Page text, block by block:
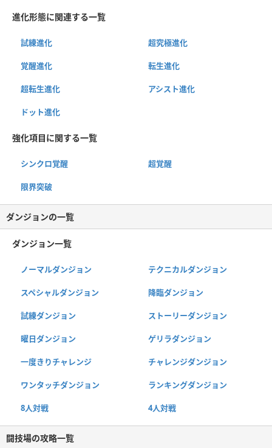
進化形態に関連する一覧
試練進化 超究極進化
覚醒進化 転生進化
超転生進化 アシスト進化
ドット進化
強化項目に関する一覧
シンクロ覚醒 超覚醒
限界突破
ダンジョンの一覧
ダンジョン一覧
ノーマルダンジョン テクニカルダンジョン
スペシャルダンジョン 降臨ダンジョン
試練ダンジョン ストーリーダンジョン
曜日ダンジョン ゲリラダンジョン
一度きりチャレンジ チャレンジダンジョン
ワンタッチダンジョン ランキングダンジョン
8人対戦 4人対戦
闘技場の攻略一覧